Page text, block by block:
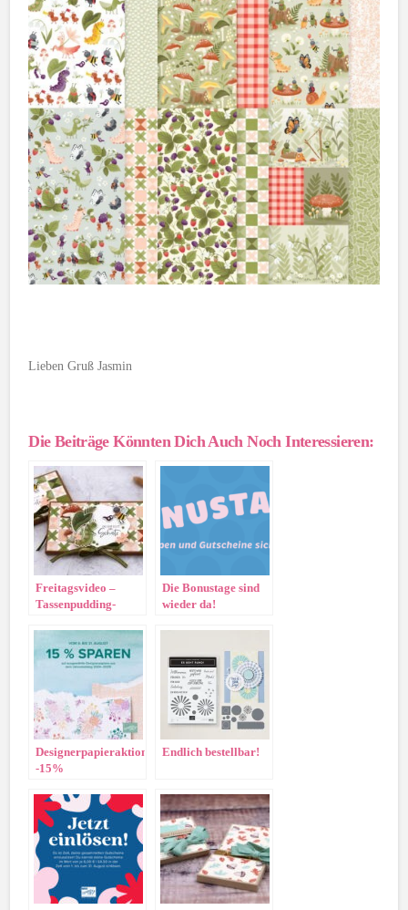
Lieben Gruß Jasmin
Die Beiträge Könnten Dich Auch Noch Interessieren:
Freitagsvideo –
Tassenpudding-
Die Bonustage sind
wieder da!
Designerpapieraktion
-15%
Endlich bestellbar!